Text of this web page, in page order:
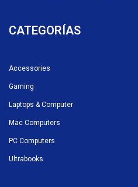
CATEGORÍAS
Accessories
Gaming
Laptops & Computer
Mac Computers
PC Computers
Ultrabooks